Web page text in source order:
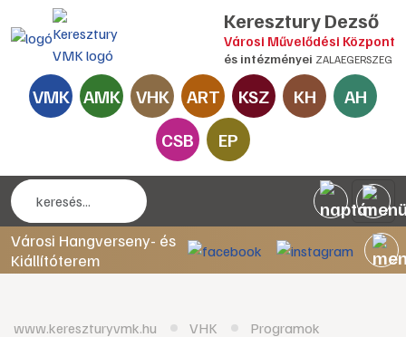
Keresztury Dezső
Városi Művelődési Központ
és intézményei ZALAEGERSZEG
VMK AMK VHK ART KSZ KH
AH
CSB
EP
Városi Hangverseny- és
Kiállítóterem
www.kereszturyvmk.hu VHK Programok